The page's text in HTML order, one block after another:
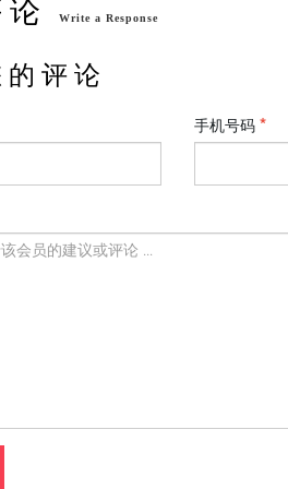
论 Write a Response
的 评 论
手机号码